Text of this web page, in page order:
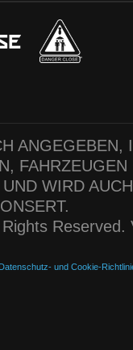
WIRD
Datenschutz- und Cookie-